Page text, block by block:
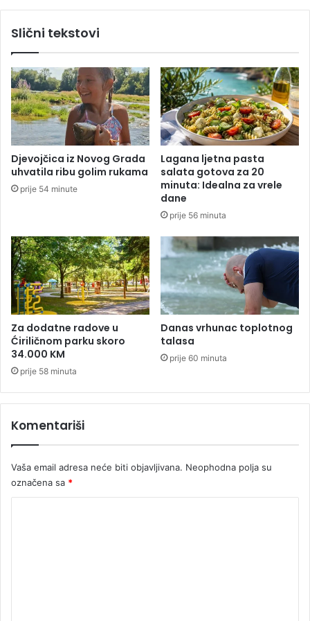
m
u
l
a
d
a
n
u
o
č
o
đ
e
n
d
a
n
a
t
e
r
a
s
t
u
a
o
n
a
l
n
p
o
k
r
Slični tekstovi
Djevojčica iz Novog Grada
uhvatila ribu golim rukama
prije 54 minute
Lagana ljetna pasta
salata gotova za 20
minuta: Idealna za vrele
dane
prije 56 minuta
Za dodatne radove u
Ćiriličnom parku skoro
34.000 KM
prije 58 minuta
Danas vrhunac toplotnog
talasa
prije 60 minuta
Komentariši
Vaša email adresa neće biti objavljivana. Neophodna polja su
označena sa *